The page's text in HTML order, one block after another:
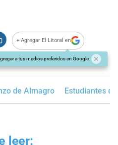
+ Agregar El Litoral en
a tus medios preferidos en Google
de Almagro Estudiantes
leer: